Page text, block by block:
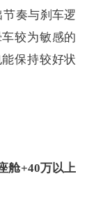
奏与刹车逻
较为敏感的
保持较好状
舱+40万以上